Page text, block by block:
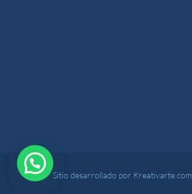
Sitio desarrollado por Kreativarte.com